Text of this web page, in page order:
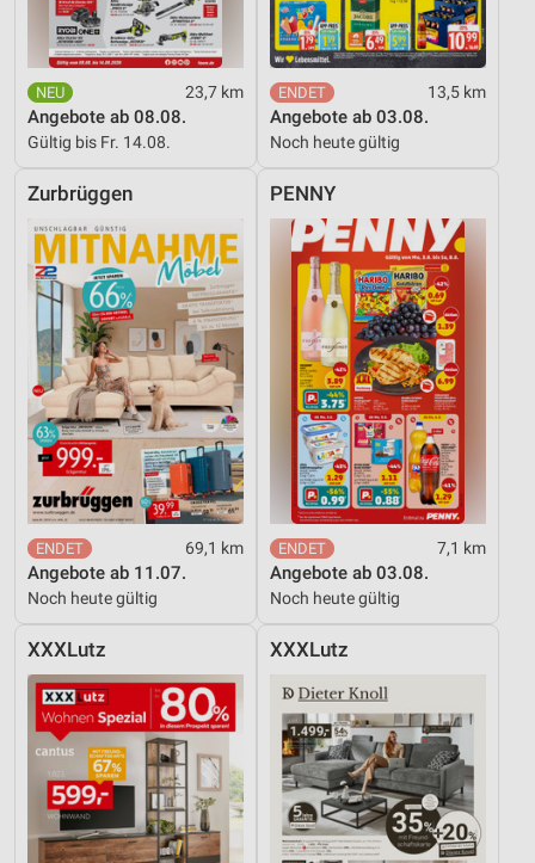
23,7 km
Angebote ab 08.08.
Gültig bis Fr. 14.08.
13,5 km
Angebote ab 03.08.
Noch heute gültig
Zurbrüggen
69,1 km
Angebote ab 11.07.
Noch heute gültig
PENNY
7,1 km
Angebote ab 03.08.
Noch heute gültig
XXXLutz XXXLutz